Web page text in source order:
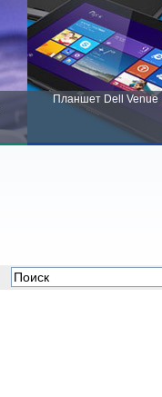
Планшет Dell Venue